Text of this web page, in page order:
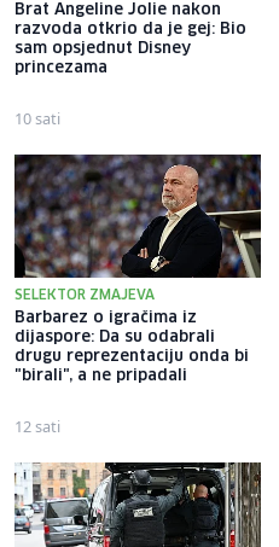
Brat Angeline Jolie nakon
razvoda otkrio da je gej: Bio
sam opsjednut Disney
princezama
10 sati
SELEKTOR ZMAJEVA
Barbarez o igračima iz
dijaspore: Da su odabrali
drugu reprezentaciju onda bi
"birali", a ne pripadali
12 sati